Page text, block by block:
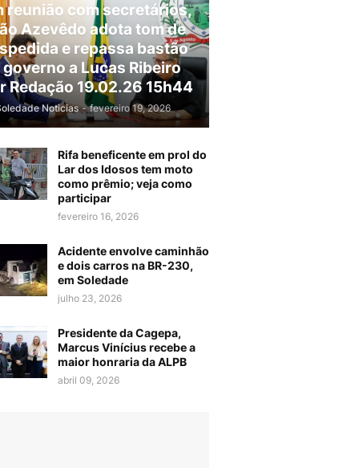
reunião com secretários,
Azevêdo adota tom de
e repassa bastão
governo a Lucas Ribeiro
Redação 19.02.26 15h44
Noticias - fevereiro 19, 2026
Rifa beneficente em prol do
Lar dos Idosos tem moto
como prêmio; veja como
participar
fevereiro 16, 2026
Acidente envolve caminhão
e dois carros na BR-230,
em Soledade
julho 23, 2026
Presidente da Cagepa,
Marcus Vinícius recebe a
maior honraria da ALPB
abril 09, 2026